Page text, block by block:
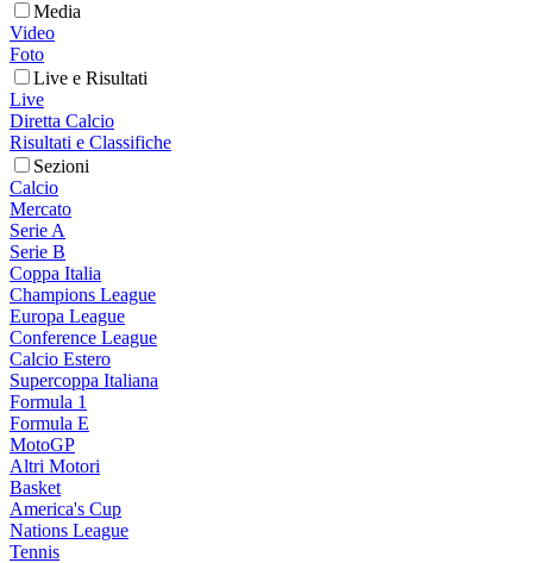
Media
Video
Foto
Live e Risultati
Live
Diretta Calcio
Risultati e Classifiche
Sezioni
Calcio
Mercato
Serie A
Serie B
Coppa Italia
Champions League
Europa League
Conference League
Calcio Estero
Supercoppa Italiana
Formula 1
Formula E
MotoGP
Altri Motori
Basket
America's Cup
Nations League
Tennis